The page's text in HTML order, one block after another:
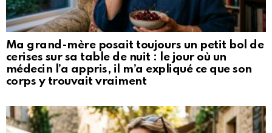
Ma grand-mère posait toujours un petit bol de
cerises sur sa table de nuit : le jour où un
médecin l’a appris, il m’a expliqué ce que son
corps y trouvait vraiment